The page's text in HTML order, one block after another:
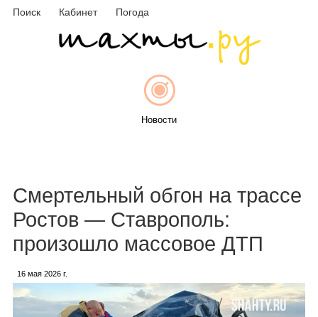
Поиск Кабинет Погода
Новости
Афиша
Смертельный обгон на трассе
Ростов — Ставрополь:
произошло массовое ДТП
16 мая 2026 г.